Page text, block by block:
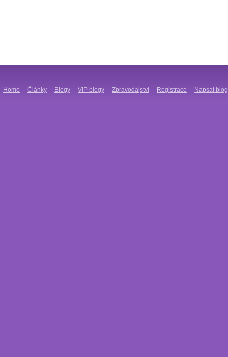
Home Články Blogy VIP blogy Zpravodajství Registrace Napsat blog